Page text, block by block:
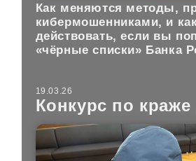
Как меняются методы,
кибермошенниками, и как
действовать, если вы
«чёрные списки» Банка
19.03.26
Конкурс по